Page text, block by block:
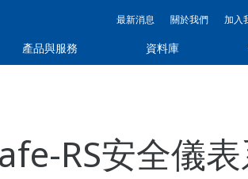
最新消息 關於我們 加入
產品與服務 資料庫
RS安全儀